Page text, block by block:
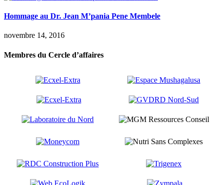
Hommage au Dr. Jean M’pania Pene Membele
novembre 14, 2016
Membres du Cercle d’affaires